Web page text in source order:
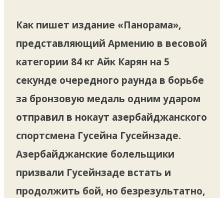
Как пишет издание «Панорама»,
представляющий Армению в весовой
категории 84 кг Айк Карян на 5
секунде очередного раунда в борьбе
за бронзовую медаль одним ударом
отправил в нокаут азербайджанского
спортсмена Гусейна Гусейнзаде.
Азербайджанские болельщики
призвали Гусейнзаде встать и
продолжить бой, но безрезультатно,